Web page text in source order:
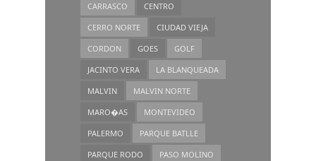
CARRASCO
CENTRO
CERRO NORTE
CIUDAD VIEJA
CORDON
GOES
GOLF
JACINTO VERA
LA BLANQUEADA
MALVIN
MALVIN NORTE
MARO�AS
MONTEVIDEO
PALERMO
PARQUE BATLLE
PARQUE RODO
PASO MOLINO